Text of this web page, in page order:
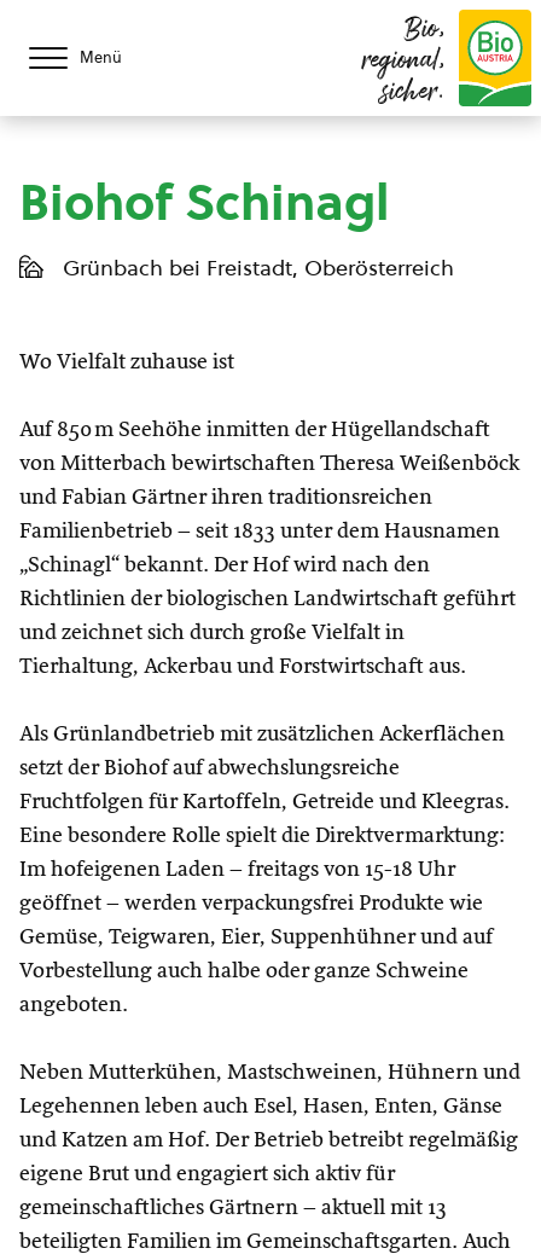
Menü
Bio,
regional,
sicher.
Biohof Schinagl
Grünbach bei Freistadt, Oberösterreich
Wo Vielfalt zuhause ist
Auf 850 m Seehöhe inmitten der Hügellandschaft
von Mitterbach bewirtschaften Theresa Weißenböck
und Fabian Gärtner ihren traditionsreichen
Familienbetrieb – seit 1833 unter dem Hausnamen
„Schinagl“ bekannt. Der Hof wird nach den
Richtlinien der biologischen Landwirtschaft geführt
und zeichnet sich durch große Vielfalt in
Tierhaltung, Ackerbau und Forstwirtschaft aus.
Als Grünlandbetrieb mit zusätzlichen Ackerflächen
setzt der Biohof auf abwechslungsreiche
Fruchtfolgen für Kartoffeln, Getreide und Kleegras.
Eine besondere Rolle spielt die Direktvermarktung:
Im hofeigenen Laden – freitags von 15-18 Uhr
geöffnet – werden verpackungsfrei Produkte wie
Gemüse, Teigwaren, Eier, Suppenhühner und auf
Vorbestellung auch halbe oder ganze Schweine
angeboten.
Neben Mutterkühen, Mastschweinen, Hühnern und
Legehennen leben auch Esel, Hasen, Enten, Gänse
und Katzen am Hof. Der Betrieb betreibt regelmäßig
eigene Brut und engagiert sich aktiv für
gemeinschaftliches Gärtnern – aktuell mit 13
beteiligten Familien im Gemeinschaftsgarten. Auch